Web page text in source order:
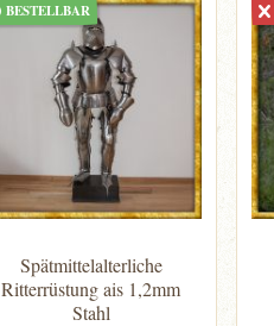
BESTELLBAR
Spätmittelalterliche
Ritterrüstung ais 1,2mm
Stahl